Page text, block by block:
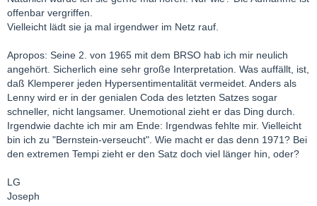
offenbar vergriffen.
Vielleicht lädt sie ja mal irgendwer im Netz rauf.
Apropos: Seine 2. von 1965 mit dem BRSO hab ich mir neulich
angehört. Sicherlich eine sehr große Interpretation. Was auffällt, ist,
daß Klemperer jeden Hypersentimentalität vermeidet. Anders als
Lenny wird er in der genialen Coda des letzten Satzes sogar
schneller, nicht langsamer. Unemotional zieht er das Ding durch.
Irgendwie dachte ich mir am Ende: Irgendwas fehlte mir. Vielleicht
bin ich zu "Bernstein-verseucht". Wie macht er das denn 1971? Bei
den extremen Tempi zieht er den Satz doch viel länger hin, oder?
LG
Joseph